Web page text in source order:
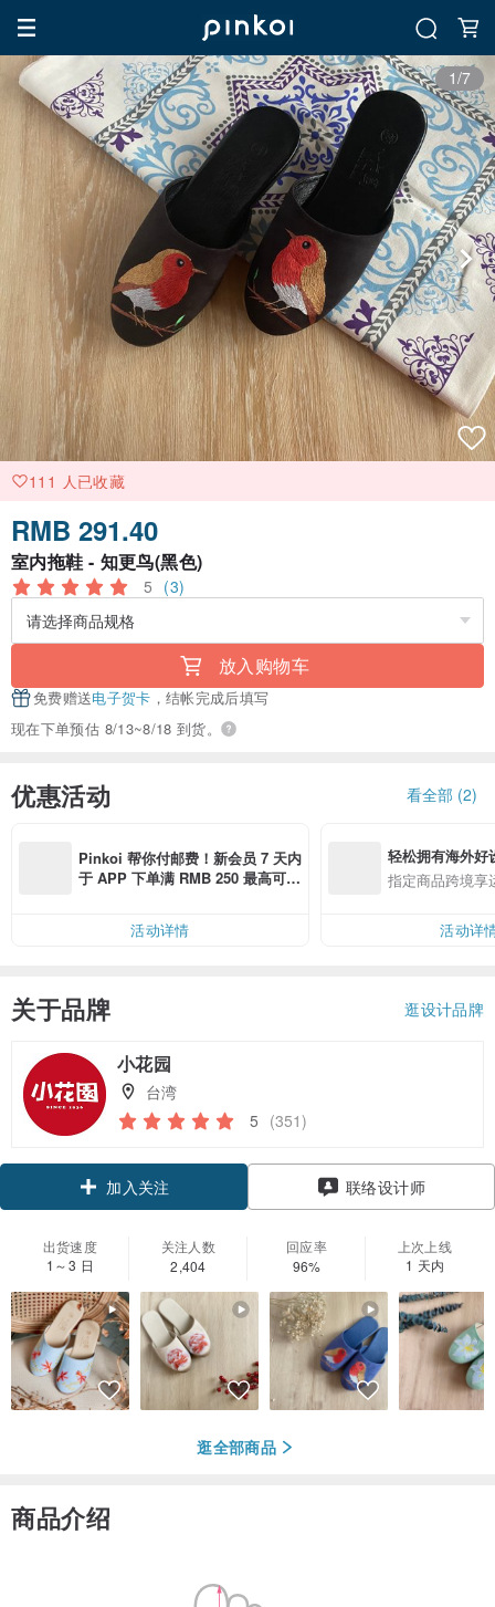
1/7
111 人已收藏
RMB 291.40
室内拖鞋 - 知更鸟(黑色)
5 (3)
放入购物车
免费赠送电子贺卡 ，结帐完成后填写
现在下单预估 8/13~8/18 到货。
优惠活动 看全部 (2)
Pinkoi 帮你付邮费！新会员 7 天内
于 APP 下单满 RMB 250 最高可折
活动详情
轻松拥有海外好
指定商品跨境享
活动详
关于品牌 逛设计品牌
小花园
台湾
5 (351)
加入关注 联络设计师
出货速度
1～3 日
关注人数
2,404
回应率
96%
上次上线
1 天内
逛全部商品
商品介绍